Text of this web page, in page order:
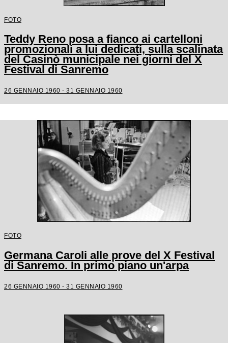
FOTO
Teddy Reno posa a fianco ai cartelloni
promozionali a lui dedicati, sulla scalinata
del Casinò municipale nei giorni del X
Festival di Sanremo
26 GENNAIO 1960 - 31 GENNAIO 1960
FOTO
Germana Caroli alle prove del X Festival
di Sanremo. In primo piano un'arpa
26 GENNAIO 1960 - 31 GENNAIO 1960